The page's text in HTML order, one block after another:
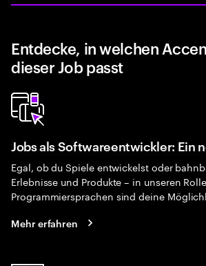
Entdecke, in welchen
dieser Job passt
Jobs als Softwareentwickler: Ein
Egal, ob du Spiele entwickelst oder
Erlebnisse und Produkte – in unseren
Programmiersprachen sind deine
Mehr erfahren